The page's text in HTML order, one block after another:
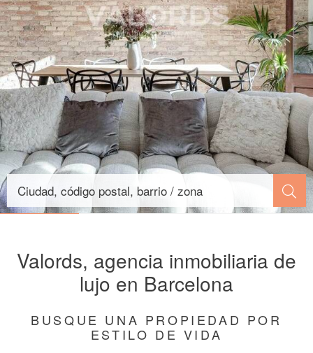
Valords, agencia inmobiliaria de
lujo en Barcelona
BUSQUE UNA PROPIEDAD POR
ESTILO DE VIDA